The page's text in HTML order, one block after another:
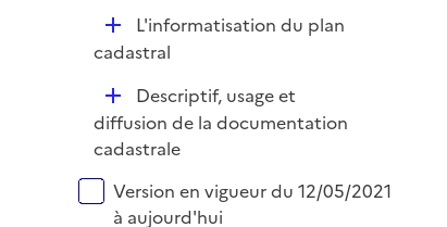
l
i
e
r
D
é
i
e
r
L'informatisation du plan
cadastral
D
é
p
i
Descriptif, usage et
diffusion de la documentation
cadastrale
Versions sur la période
Version en vigueur du 12/05/2021
à aujourd'hui